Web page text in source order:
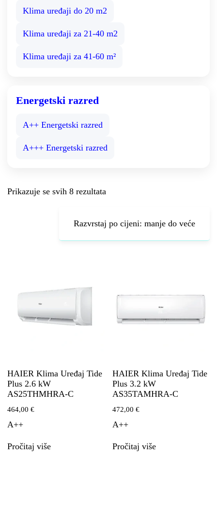
Klima uređaji do 20 m2
Klima uređaji za 21-40 m2
Klima uređaji za 41-60 m²
Energetski razred
A++ Energetski razred
A+++ Energetski razred
Prikazuje se svih 8 rezultata
HAIER Klima Uređaj Tide
Plus 2.6 kW
AS25THMHRA-C
464,00 €
A++
Pročitaj više
HAIER Klima Uređaj Tide
Plus 3.2 kW
AS35TAMHRA-C
472,00€
A++
Pročitaj više